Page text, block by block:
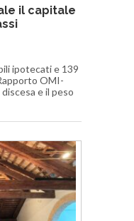
il capitale
ipotecati e 139
OMI-
e il peso